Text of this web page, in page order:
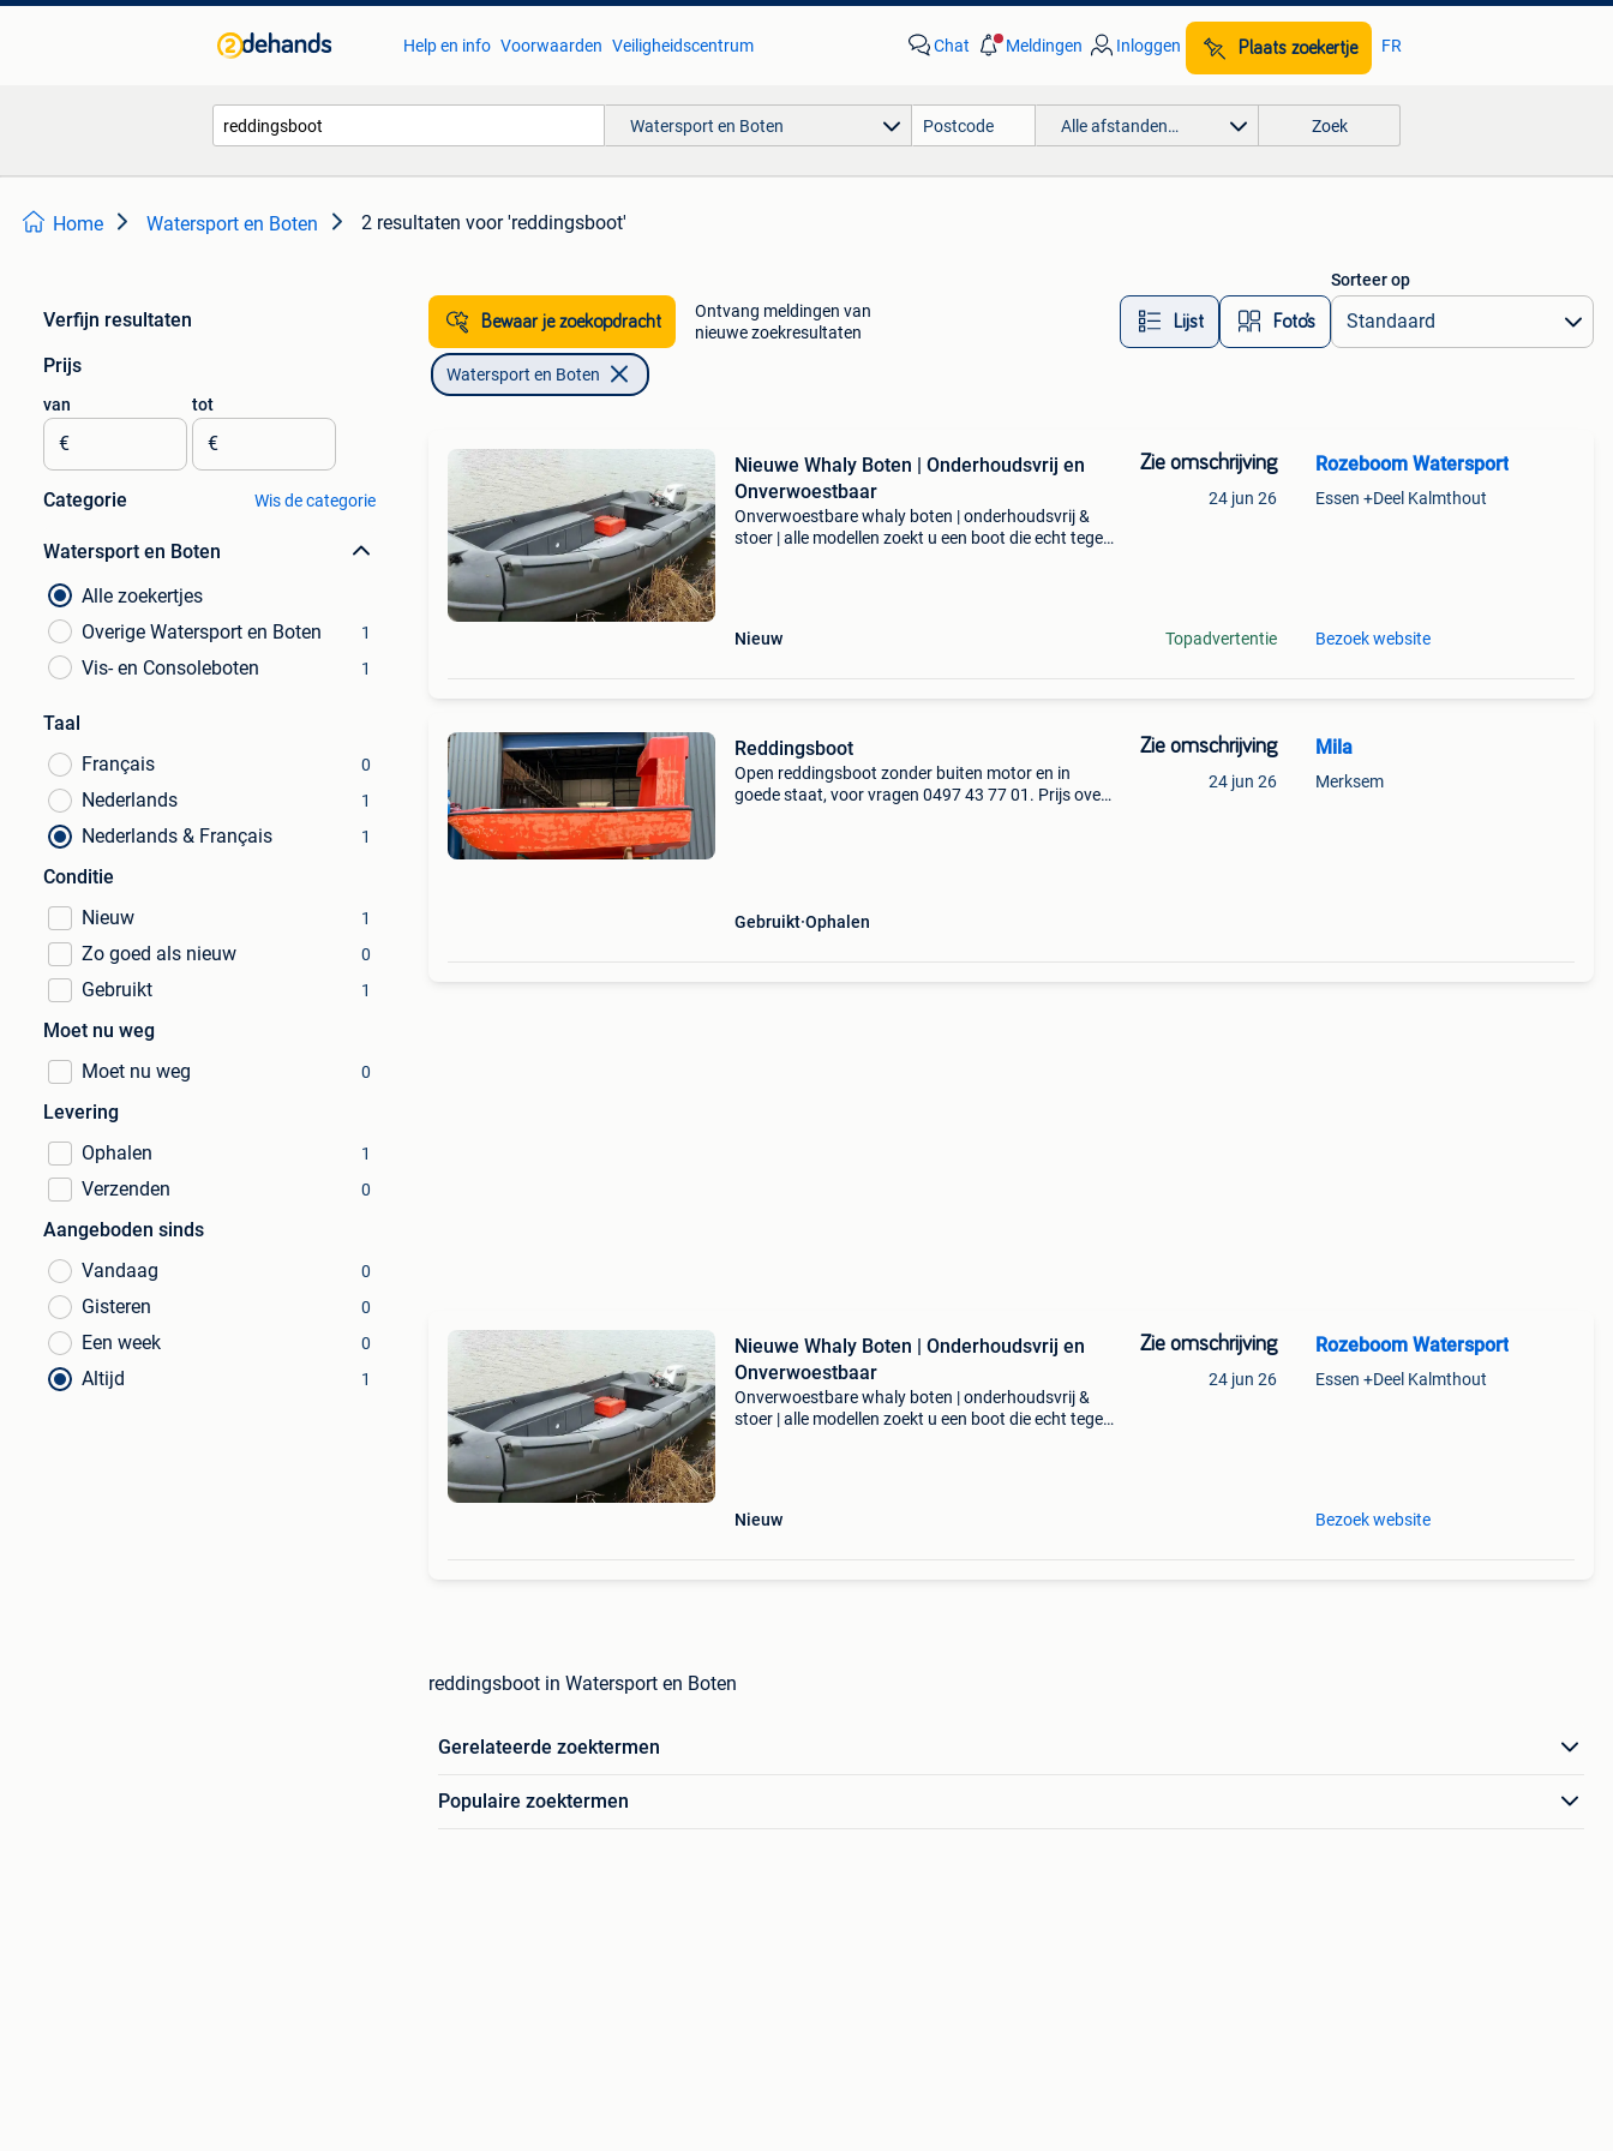
Help en info Voorwaarden Veiligheidscentrum Chat Meldingen Inloggen Plaats zoekertje FR
Watersport en Boten Alle afstanden… Zoek
Home Watersport en Boten 2 resultaten voor 'reddingsboot'
Verfijn resultaten
Prijs
van
€
tot
€
Categorie Wis de categorie
Watersport en Boten
Alle zoekertjes
Overige Watersport en Boten
1
Vis- en Consoleboten 1
Taal
Français
0
Nederlands 1
Nederlands & Français 1
Conditie
Nieuw
1
Zo goed als nieuw 0
Gebruikt 1
Moet nu weg
Moet nu weg
0
Levering
Ophalen
1
Verzenden 0
Aangeboden sinds
Vandaag
0
Gisteren 0
Een week 0
Altijd 1
Bewaar je zoekopdracht
Ontvang meldingen van
nieuwe zoekresultaten
Lijst Foto’s
Sorteer op
Watersport en Boten
Nieuwe Whaly Boten | Onderhoudsvrij en
Onverwoestbaar
Onverwoestbare whaly boten | onderhoudsvrij &
stoer | alle modellen zoekt u een boot die echt tegen
Nieuw
Zie omschrijving
24 jun 26
Topadvertentie
Rozeboom Watersport
Essen +Deel Kalmthout
Bezoek website
Reddingsboot
Open reddingsboot zonder buiten motor en in
goede staat, voor vragen 0497 43 77 01. Prijs over
Gebruikt Ophalen
Zie omschrijving
24 jun 26
Mila
Merksem
Nieuwe Whaly Boten | Onderhoudsvrij en
Onverwoestbaar
Onverwoestbare whaly boten | onderhoudsvrij &
stoer | alle modellen zoekt u een boot die echt tegen
Nieuw
Zie omschrijving
24 jun 26
Rozeboom Watersport
Essen +Deel Kalmthout
Bezoek website
reddingsboot in Watersport en Boten
Gerelateerde zoektermen
Populaire zoektermen